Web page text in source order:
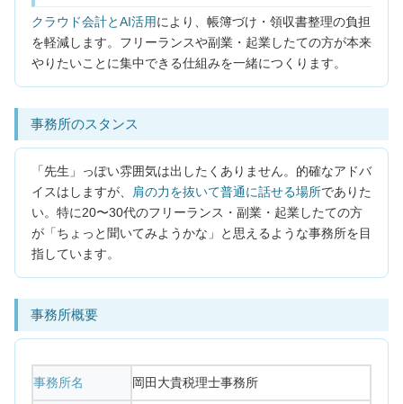
クラウド会計とAI活用により、帳簿づけ・領収書整理の負担
を軽減します。フリーランスや副業・起業したての方が本来
やりたいことに集中できる仕組みを一緒につくります。
事務所のスタンス
「先生」っぽい雰囲気は出したくありません。的確なアドバ
イスはしますが、
肩の力を抜いて普通に話せる場所でありた
い。特に20〜30代のフリーランス・副業・起業したての方
が「ちょっと聞いてみようかな」と思えるような事務所を目
指しています。
事務所概要
事務所名 岡田大貴税理士事務所